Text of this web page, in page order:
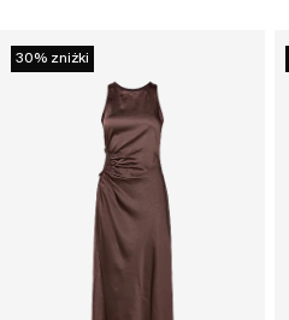
30% zniżki